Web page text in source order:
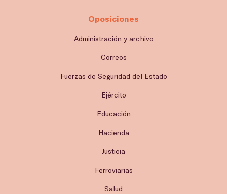
Oposiciones
Administración y archivo
Correos
Fuerzas de Seguridad del Estado
Ejército
Educación
Hacienda
Justicia
Ferroviarias
Salud